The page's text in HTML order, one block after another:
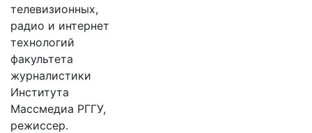
телевизионных,
радио и интернет
технологий
факультета
журналистики
Института
Массмедиа РГГУ,
режиссер.